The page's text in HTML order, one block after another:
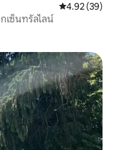
คะแนนเฉลี่ย
4.92 (39)
เซ็นทรัลไลน์